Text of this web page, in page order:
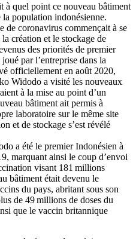
à quel point ce nouveau bâtiment
la population indonésienne.
de coronavirus commençait à se
création et le stockage de
des priorités de premier
par l’entreprise dans la
officiellement en août 2020,
Widodo a visité les nouveaux
à la mise au point d’un
bâtiment ait permis à
laboratoire sur le même site
et de stockage s’est révélé
a été le premier Indonésien à
marquant ainsi le coup d’envoi
visant 181 millions
bâtiment était devenu le
du pays, abritant sous son
de 49 millions de doses du
que le vaccin britannique